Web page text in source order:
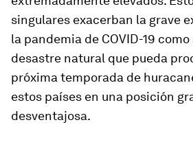
singulares exacerban la grave
la pandemia de COVID-19
desastre natural que pueda
próxima temporada de
estos países en una posición
desventajosa.